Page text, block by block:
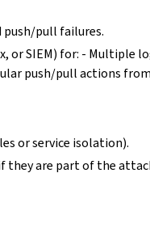
push/pull failures.
or SIEM) for: - Multiple
push/pull actions
or service isolation).
are part of the